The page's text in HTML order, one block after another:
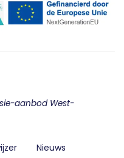
aanbod West-
Nieuws